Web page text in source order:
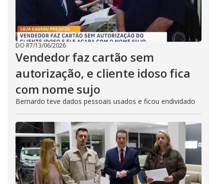
DO R7/13/06/2026
Vendedor faz cartão sem
autorização, e cliente idoso fica
com nome sujo
Bernardo teve dados pessoais usados e ficou endividado